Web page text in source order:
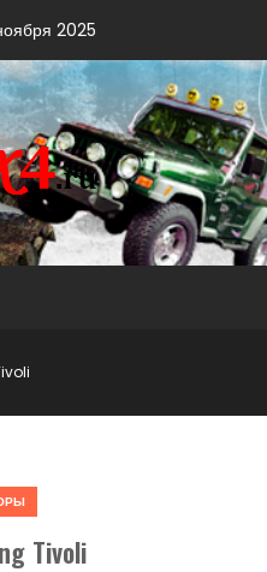
2025
Tivoli